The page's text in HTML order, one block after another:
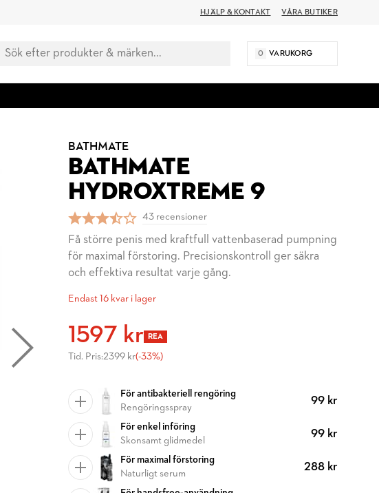
HJÄLP & KONTAKT VÅRA BUTIKER
0 VARUKORG
BATHMATE
BATHMATE
HYDROXTREME 9
43 recensioner
Få större penis med kraftfull vattenbaserad pumpning
för maximal förstoring. Precisionskontroll ger säkra
och effektiva resultat varje gång.
Endast 16 kvar i lager
1597 kr REA
Tid. Pris:2399 kr(-33%)
För antibakteriell rengöring
Rengöringsspray
99 kr
För enkel införing
Skonsamt glidmedel
99 kr
För maximal förstoring
Naturligt serum
288 kr